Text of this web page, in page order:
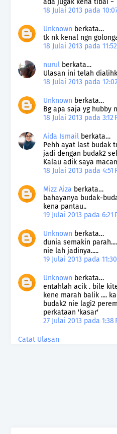
18 Julai 2013 pada
Unknown berkata…
tk nk kenal ngn
18 Julai 2013 pada 11:52
nurul berkata…
Ulasan ini telah
18 Julai 2013 pada
Unknown berkata…
Bg apa saja yg hubby
18 Julai 2013 pada 3:12
Aida Ismail berkata…
Pehh ayat last budak
jadi dengan budak2
Kalau adik saya
18 Julai 2013 pada 4:51
Mizz Aiza berkata…
bahayanya budak-
kena pantau..
19 Julai 2013 pada 6:21
Unknown berkata…
dunia semakin
nie lah jadinya.....
19 Julai 2013 pada 11:30
Unknown berkata…
entahlah acik . bile
kene marah balik ....
budak2 nie lagi2
perkataan 'kasar'
27 Julai 2013 pada 1:38
Catat Ulasan